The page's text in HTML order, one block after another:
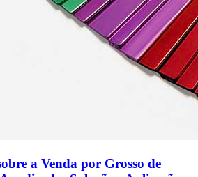
a Venda por Grosso de